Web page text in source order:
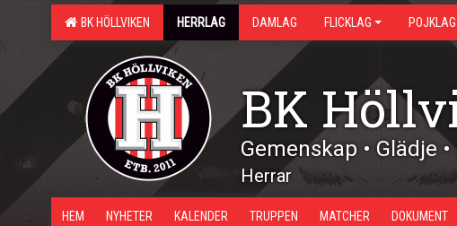
BK HÖLLVIKEN HERRLAG DAMLAG FLICKLAG POJKLAG
BK
Gemenskap • Glädje
Herrar
HEM NYHETER KALENDER TRUPPEN MATCHER DOKUMENT